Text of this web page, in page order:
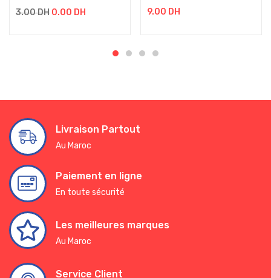
3.00DH 0.00 DH
9.00 DH
Livraison Partout
Au Maroc
Paiement en ligne
En toute sécurité
Les meilleures marques
Au Maroc
Service Client